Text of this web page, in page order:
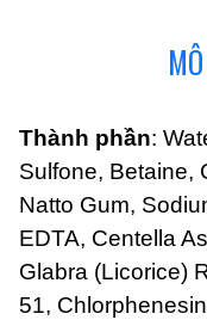
Thành phần:
Sulfone, Betaine,
Natto Gum,
EDTA, Centella
Glabra (Licorice)
51,